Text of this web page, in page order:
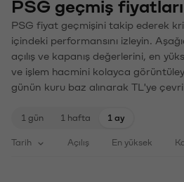
PSG geçmiş fiyatları
PSG fiyat geçmişini takip ederek
içindeki performansını izleyin.
açılış ve kapanış değerlerini, en
ve işlem hacmini kolayca
günün kuru baz alınarak TL'ye
1 gün 1 hafta 1 ay
Tarih Açılış En yüksek